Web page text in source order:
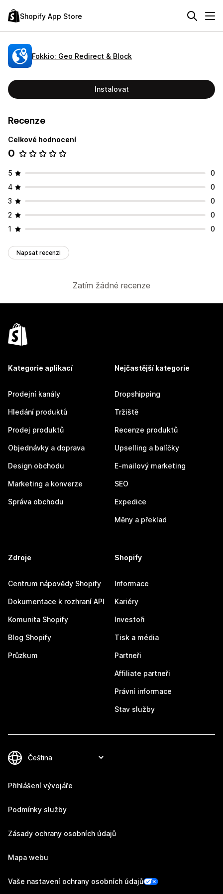
Shopify App Store
Fokkio: Geo Redirect & Block
Instalovat
Recenze
Celkové hodnocení
0
5
0
4
0
3
0
2
0
1
0
Napsat recenzi
Zatím žádné recenze
Kategorie aplikací
Prodejní kanály
Hledání produktů
Prodej produktů
Objednávky a doprava
Design obchodu
Marketing a konverze
Správa obchodu
Nejčastější kategorie
Dropshipping
Tržiště
Recenze produktů
Upselling a balíčky
E-mailový marketing
SEO
Expedice
Měny a překlad
Zdroje
Centrum nápovědy Shopify
Dokumentace k rozhraní API
Komunita Shopify
Blog Shopify
Průzkum
Shopify
Informace
Kariéry
Investoři
Tisk a média
Partneři
Affiliate partneři
Právní informace
Stav služby
Přihlášení vývojáře
Podmínky služby
Zásady ochrany osobních údajů
Mapa webu
Vaše nastavení ochrany osobních údajů